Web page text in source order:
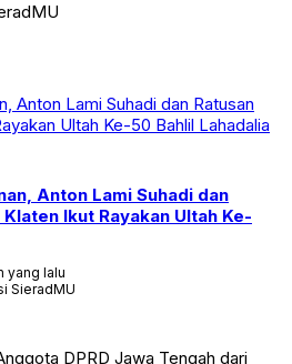
Anton Lami Suhadi dan
Ikut Rayakan Ultah Ke-
yang lalu
SieradMU
DPRD Jawa Tengah dari